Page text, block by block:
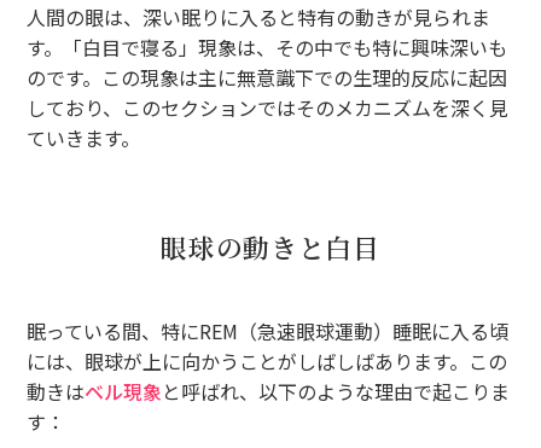
人間の眼は、深い眠りに入ると特有の動きが見られま
す。「白目で寝る」現象は、その中でも特に興味深いも
のです。この現象は主に無意識下での生理的反応に起因
しており、このセクションではそのメカニズムを深く見
ていきます。
眼球の動きと白目
眠っている間、特にREM（急速眼球運動）睡眠に入る頃
には、眼球が上に向かうことがしばしばあります。この
動きはベル現象と呼ばれ、以下のような理由で起こりま
す：